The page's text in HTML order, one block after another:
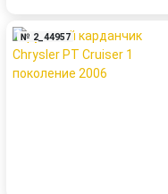
№ 2_44957